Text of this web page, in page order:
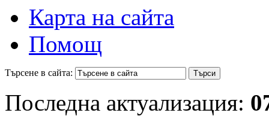
Карта на сайта
Помощ
Търсене в сайта:
Последна актуализация: